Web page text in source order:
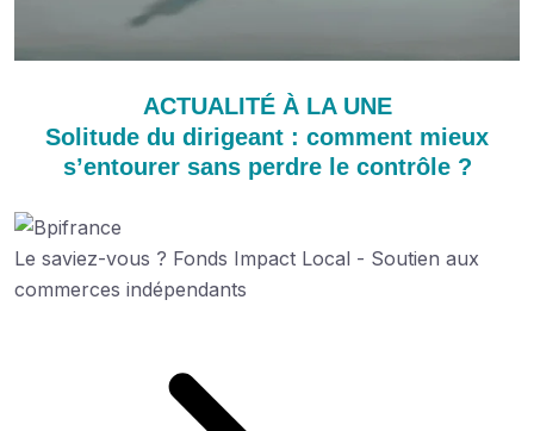
ACTUALITÉ À LA UNE
Solitude du dirigeant : comment mieux
s’entourer sans perdre le contrôle ?
Le saviez-vous ? Fonds Impact Local - Soutien aux
commerces indépendants